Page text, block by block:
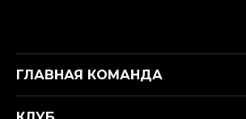
ГЛАВНАЯ КОМАНДА